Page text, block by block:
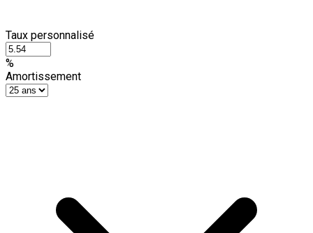
Taux personnalisé
%
Amortissement